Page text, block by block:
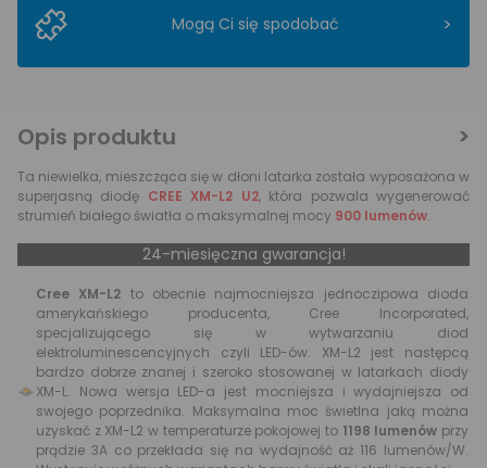
Mogą Ci się spodobać >
Opis produktu
Ta niewielka, mieszcząca się w dłoni latarka została wyposażona w
superjasną diodę CREE XM-L2 U2, która pozwala wygenerować
strumień białego światła o maksymalnej mocy 900 lumenów.
24-miesięczna gwarancja!
Cree XM-L2 to obecnie najmocniejsza jednoczipowa dioda
amerykańskiego producenta, Cree Incorporated,
specjalizującego się w wytwarzaniu diod
elektroluminescencyjnych czyli LED-ów. XM-L2 jest następcą
bardzo dobrze znanej i szeroko stosowanej w latarkach diody
XM-L. Nowa wersja LED-a jest mocniejsza i wydajniejsza od
swojego poprzednika. Maksymalna moc świetlna jaką można
uzyskać z XM-L2 w temperaturze pokojowej to 1198 lumenów przy
prądzie 3A co przekłada się na wydajność aż 116 lumenów/W.